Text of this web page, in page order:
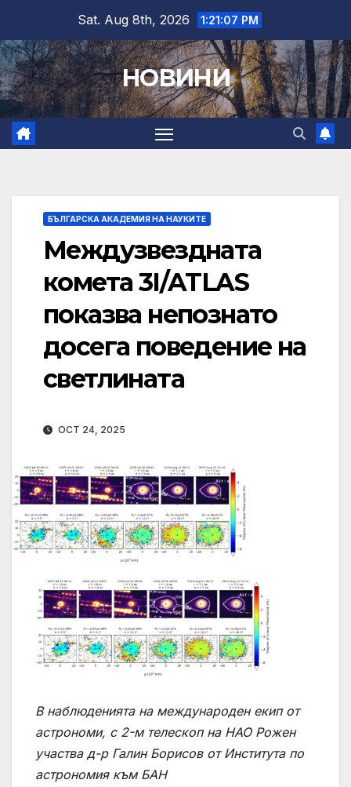
content
Sat. Aug 8th, 2026 1:21:08 PM
НОВИНИ
БЪЛГАРСКА АКАДЕМИЯ НА НАУКИТЕ
Междузвездната
комета 3I/ATLAS
показва непознато
досега поведение на
светлината
OCT 24, 2025
В наблюденията на международен екип от
астрономи, с 2-м телескоп на НАО Рожен
участва д-р Галин Борисов от Института по
астрономия към БАН